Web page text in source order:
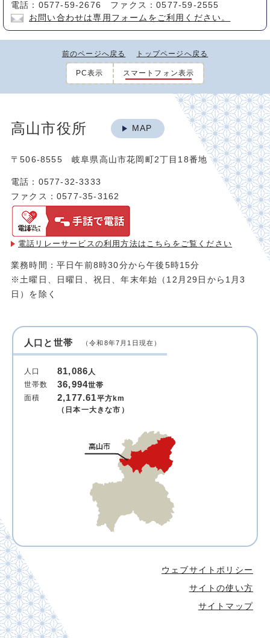
電話：0577-59-2676 ファクス：0577-59-2555
お問い合わせは専用フォームをご利用ください。
前のページへ戻る トップページへ戻る
PC表示 スマートフォン表示
高山市役所 MAP
〒506-8555 岐阜県高山市花岡町2丁目18番地
電話：0577-32-3333
ファクス：0577-35-3162
電話リレーサービスの利用方法は こちらをご覧ください
業務時間：平日午前8時30分から午後5時15分
※土曜日、日曜日、祝日、年末年始（12月29日から1月3
日）を除く
人口と世帯 （令和8年7月1日現在）
人口 81,086人
世帯数
36,994世帯
面積
2,177.61平方km
（日本一大きな市）
ウェブサイトポリシー
サイトの使い方
サイトマップ